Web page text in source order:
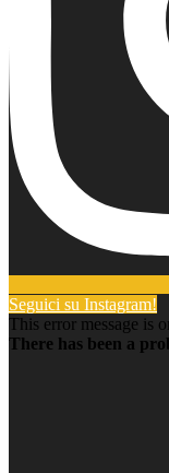
Seguici su Instagram!
This error message is
There has been a